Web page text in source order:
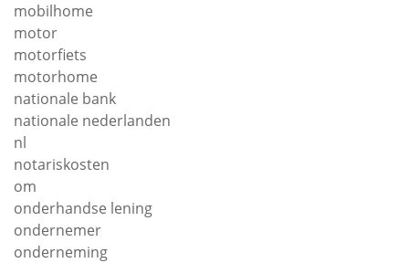
mobilhome
motor
motorfiets
motorhome
nationale bank
nationale nederlanden
nl
notariskosten
om
onderhandse lening
ondernemer
onderneming